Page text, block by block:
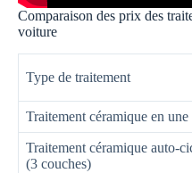
Comparaison des prix des
voiture
Type de traitement
Traitement céramique en une
Traitement céramique auto-
(3 couches)